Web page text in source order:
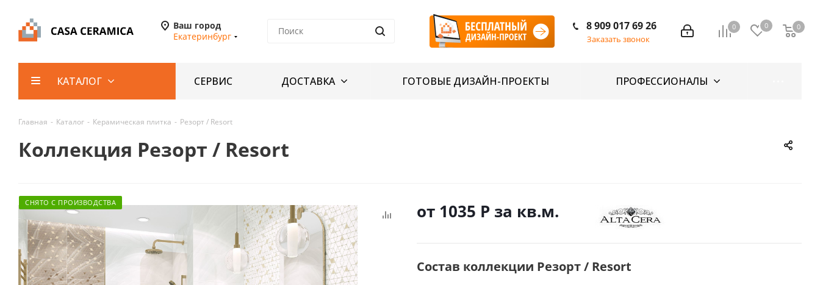
Ваш город
Екатеринбург
0 0 0
8 909 017 69 26
Заказать звонок
КАТАЛОГ СЕРВИС ДОСТАВКА ГОТОВЫЕ ДИЗАЙН-ПРОЕКТЫ ПРОФЕССИОНАЛЫ
Главная - Каталог - Керамическая плитка - Резорт / Resort
Коллекция Резорт / Resort
СНЯТО С ПРОИЗВОДСТВА от 1035 Р за кв.м.
Состав коллекции Резорт / Resort